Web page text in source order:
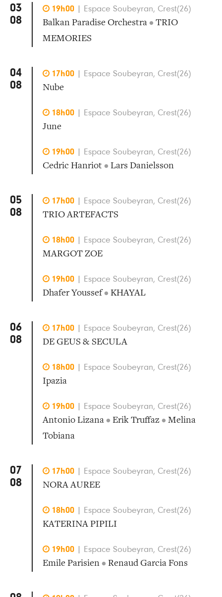
03
08
 19h00 Espace Soubeyran, Crest(26)
Balkan Paradise Orchestra • TRIO
MEMORIES
04
08
 17h00 Espace Soubeyran, Crest(26)
Nube
 18h00 Espace Soubeyran, Crest(26)
June
 19h00 Espace Soubeyran, Crest(26)
Cedric Hanriot • Lars Danielsson
05
08
 17h00 Espace Soubeyran, Crest(26)
TRIO ARTEFACTS
 18h00 Espace Soubeyran, Crest(26)
MARGOT ZOE
 19h00 Espace Soubeyran, Crest(26)
Dhafer Youssef• KHAYAL
06
08
 17h00 Espace Soubeyran, Crest(26)
DE GEUS & SECULA
 18h00 Espace Soubeyran, Crest(26)
Ipazia
 19h00 Espace Soubeyran, Crest(26)
Antonio Lizana • Erik Truffaz • Melina
Tobiana
07
08
 17h00 Espace Soubeyran, Crest(26)
NORA AUREE
 18h00 Espace Soubeyran, Crest(26)
KATERINA PIPILI
 19h00 Espace Soubeyran, Crest(26)
Emile Parisien • Renaud Garcia Fons